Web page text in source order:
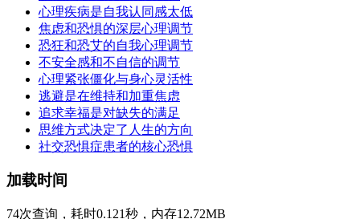
心理疾病是自我认同感太低
焦虑和恐惧的深层心理调节
恐狂和恐艾的自我心理调节
不安全感和不自信的调节
心理紧张僵化与身心灵活性
逃避是在维持和加重焦虑
追求幸福是对缺失的满足
思维方式决定了人生的方向
社交恐惧症患者的核心恐惧
加载时间
74次查询，耗时0.121秒，内存12.72MB